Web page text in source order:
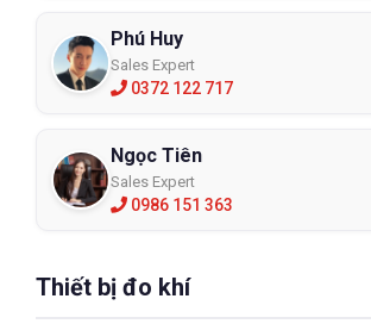
Phú Huy
Sales Expert
0372 122 717
Ngọc Tiên
Sales Expert
0986 151 363
Thiết bị đo khí